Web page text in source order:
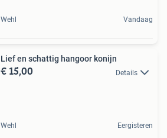
Wehl Vandaag
Lief en schattig hangoor konijn
€ 15,00 Details
Wehl Eergisteren